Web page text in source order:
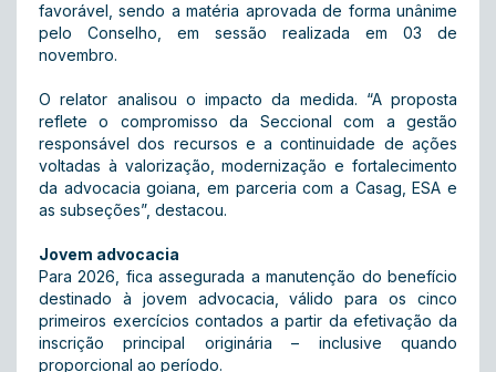
favorável, sendo a matéria aprovada de forma unânime
pelo Conselho, em sessão realizada em 03 de
novembro.
O relator analisou o impacto da medida. “A proposta
reflete o compromisso da Seccional com a gestão
responsável dos recursos e a continuidade de ações
voltadas à valorização, modernização e fortalecimento
da advocacia goiana, em parceria com a Casag, ESA e
as subseções”, destacou.
Jovem advocacia
Para 2026, fica assegurada a manutenção do benefício
destinado à jovem advocacia, válido para os cinco
primeiros exercícios contados a partir da efetivação da
inscrição principal originária – inclusive quando
proporcional ao período.